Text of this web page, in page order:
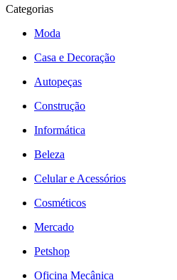
Categorias
Moda
Casa e Decoração
Autopeças
Construção
Informática
Beleza
Celular e Acessórios
Cosméticos
Mercado
Petshop
Oficina Mecânica